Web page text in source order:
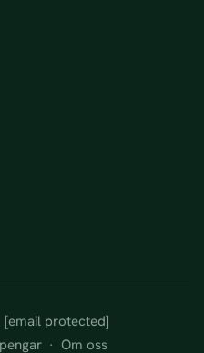
[email protected]
· Om oss